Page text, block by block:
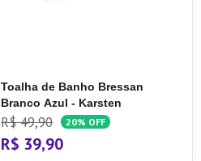
Toalha de Banho Bressan
Branco Azul - Karsten
R$ 49,90 20% OFF
R$ 39,90